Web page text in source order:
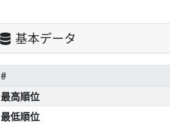
基本データ
#
最高順位
最低順位